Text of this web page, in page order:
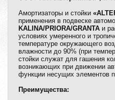
Амортизаторы и стойки
применения в подвеске
KALINA/PRIORA/GRANTA и
условиях умеренного и
температуре окружающего
влажности до 90% (при
стойки служат для гашения
возникающих при движении
функции несущих элементов
Преимущества: